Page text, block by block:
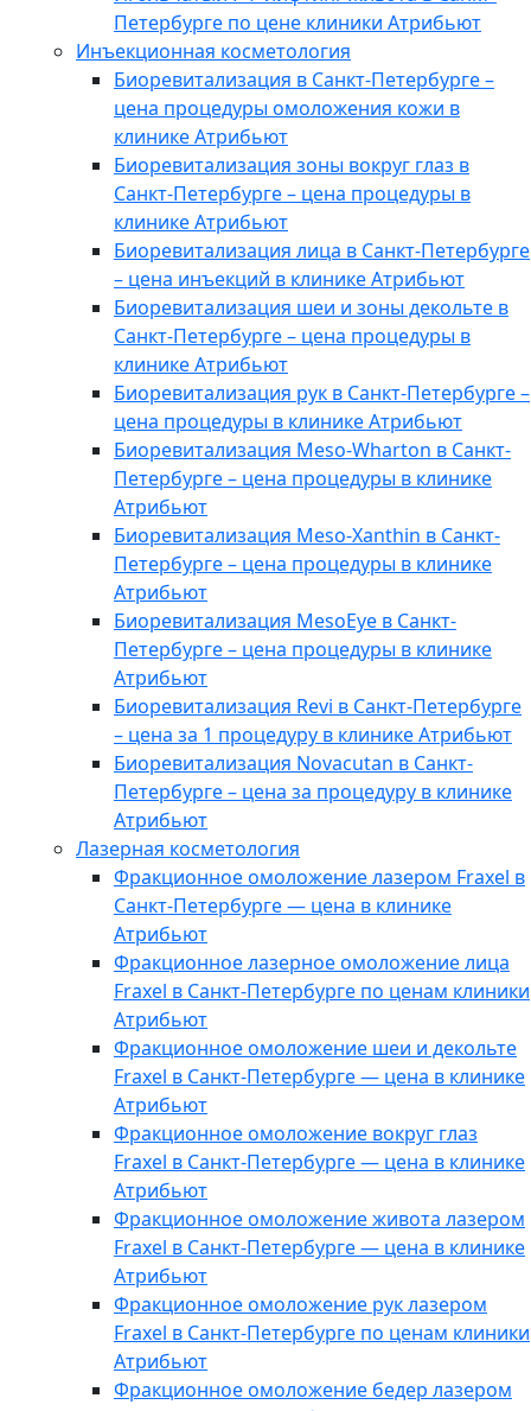
Петербурге по цене клиники Атрибьют
Инъекционная косметология
Биоревитализация в Санкт-Петербурге –
цена процедуры омоложения кожи в
клинике Атрибьют
Биоревитализация зоны вокруг глаз в
Санкт-Петербурге – цена процедуры в
клинике Атрибьют
Биоревитализация лица в Санкт-Петербурге
– цена инъекций в клинике Атрибьют
Биоревитализация шеи и зоны декольте в
Санкт-Петербурге – цена процедуры в
клинике Атрибьют
Биоревитализация рук в Санкт-Петербурге –
цена процедуры в клинике Атрибьют
​​Биоревитализация Meso-Wharton в Санкт-
Петербурге – цена процедуры в клинике
Атрибьют
​​Биоревитализация Meso-Xanthin в Санкт-
Петербурге – цена процедуры в клинике
Атрибьют
​​Биоревитализация MesoEye в Санкт-
Петербурге – цена процедуры в клинике
Атрибьют
​​Биоревитализация Revi в Санкт-Петербурге
– цена за 1 процедуру в клинике Атрибьют
​​Биоревитализация Novacutan в Санкт-
Петербурге – цена за процедуру в клинике
Атрибьют
Лазерная косметология
Фракционное омоложение лазером Fraxel в
Санкт-Петербурге — цена в клинике
Атрибьют
Фракционное лазерное омоложение лица
Fraxel в Санкт-Петербурге по ценам клиники
Атрибьют
Фракционное омоложение шеи и декольте
Fraxel в Санкт-Петербурге — цена в клинике
Атрибьют
Фракционное омоложение вокруг глаз
Fraxel в Санкт-Петербурге — цена в клинике
Атрибьют
Фракционное омоложение живота лазером
Fraxel в Санкт-Петербурге — цена в клинике
Атрибьют
Фракционное омоложение рук лазером
Fraxel в Санкт-Петербурге по ценам клиники
Атрибьют
Фракционное омоложение бедер лазером